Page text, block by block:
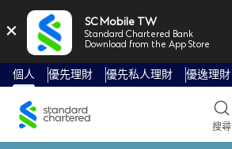
× SC Mobile TW
Standard Chartered Bank
Download from the App Store
個人 優先理財 優先私人理財 優逸理財
Standard
Chartered
Logo,
搜尋